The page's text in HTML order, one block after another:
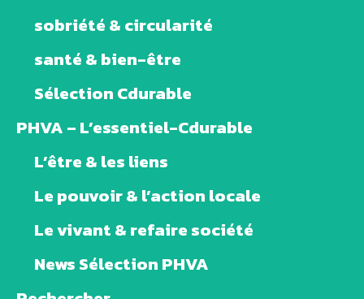
sobriété & circularité
santé & bien-être
Sélection Cdurable
PHVA – L’essentiel-Cdurable
L’être & les liens
Le pouvoir & l’action locale
Le vivant & refaire société
News Sélection PHVA